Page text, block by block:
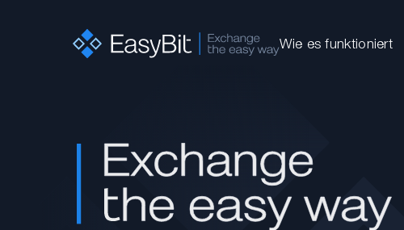
Wie es funktioniert